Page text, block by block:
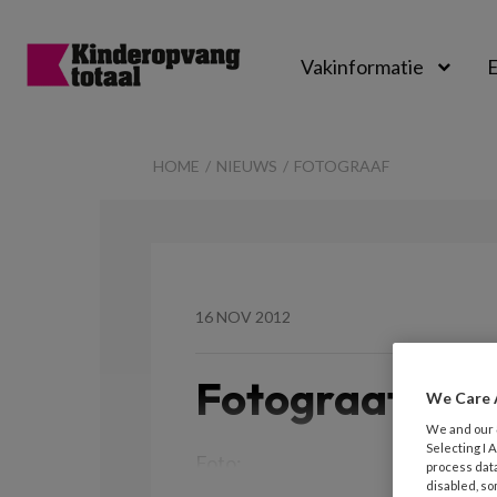
Vakinformatie
HOME NIEUWS FOTOGRAAF
16 NOV 2012
Fotograaf We Care
We and our
Selecting I
process
disabled,